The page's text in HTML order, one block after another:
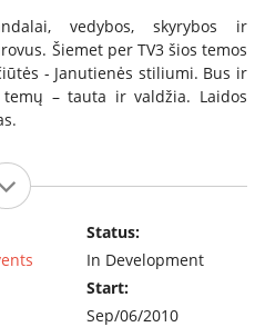
vedybos, skyrybos ir
Šiemet per TV3 šios temos
- Janutienės stiliumi. Bus ir
temų – tauta ir valdžia. Laidos
Status:
In Development
Start:
Sep/06/2010